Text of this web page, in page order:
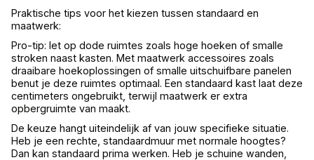
Praktische tips voor het kiezen tussen standaard en
maatwerk:
Pro-tip: let op dode ruimtes zoals hoge hoeken of smalle
stroken naast kasten. Met maatwerk accessoires zoals
draaibare hoekoplossingen of smalle uitschuifbare panelen
benut je deze ruimtes optimaal. Een standaard kast laat deze
centimeters ongebruikt, terwijl maatwerk er extra
opbergruimte van maakt.
De keuze hangt uiteindelijk af van jouw specifieke situatie.
Heb je een rechte, standaardmuur met normale hoogtes?
Dan kan standaard prima werken. Heb je schuine wanden,